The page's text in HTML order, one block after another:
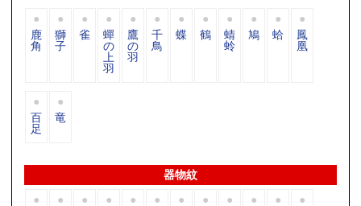
鹿
角
獅
子
雀 蟬
の
上
羽
鷹
の
羽
千
鳥
蝶 鶴 蜻
蛉
鳩 蛤 鳳
凰
百
足
竜
器物紋